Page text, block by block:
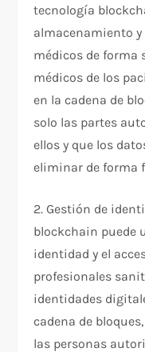
tecnología
almacenamiento
médicos de forma
médicos de los
en la cadena de
solo las partes
ellos y que los
eliminar de forma
2. Gestión de
blockchain puede
identidad y el
profesionales
identidades
cadena de
las personas